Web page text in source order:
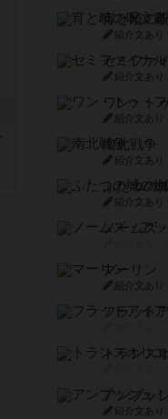
宵と暁の
紹介文あり
紹介文あり
ワン・ト
紹介文あり
南北戦争
紹介文あり
ふたつの
紹介文あり
ノームズ
マーリン
紹介文あり
フラット
紹介文あり